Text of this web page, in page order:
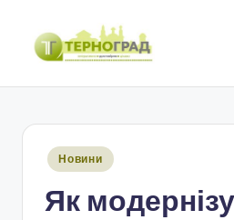
Перейти
Опубліковано
Новини
Як